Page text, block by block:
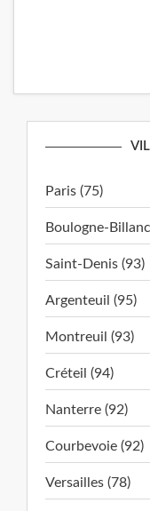
Paris (75)
Boulogne-
Saint-Denis (93)
Argenteuil (95)
Montreuil (93)
Créteil (94)
Nanterre (92)
Courbevoie (92)
Versailles (78)